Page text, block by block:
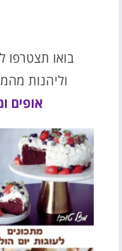
בואו תצטרפו
וליהנות
אופים